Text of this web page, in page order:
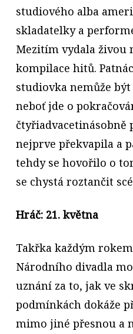
studiového alba
skladatelky a
Mezitím vydala živou
kompilace hitů.
studiovka nemůže být
neboť jde o
nejprve překvapila a
tehdy se hovořilo o
se chystá roztančit
Hráč: 21. května
Takřka každým
Národního divadla
uznání za to, jak ve
podmínkách dokáže
mimo jiné přesnou a